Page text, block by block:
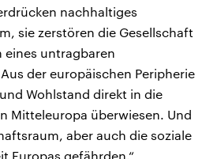
nachhaltiges
sie zerstören die Gesellschaft
eines untragbaren
der europäischen Peripherie
Wohlstand direkt in die
Mitteleuropa überwiesen. Und
aber auch die soziale
Europas gefährden.“